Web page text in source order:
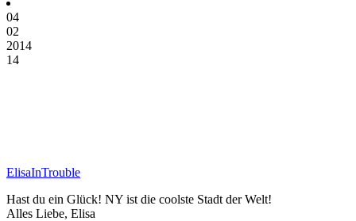
04
02
2014
14
ElisaInTrouble
Hast du ein Glück! NY ist die coolste Stadt der Welt!
Alles Liebe, Elisa